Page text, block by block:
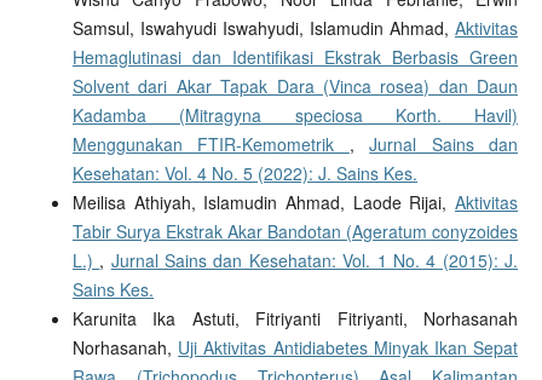
Samsul, Iswahyudi Iswahyudi, Islamudin Ahmad,Aktivitas
Hemaglutinasi dan Identifikasi Ekstrak Berbasis Green
Solvent dari Akar Tapak Dara (Vinca rosea) dan Daun
Kadamba (Mitragyna speciosa Korth. Havil)
Menggunakan FTIR-Kemometrik ,Jurnal Sains dan
Kesehatan: Vol. 4 No. 5 (2022): J. Sains Kes.
Meilisa Athiyah, Islamudin Ahmad, Laode Rijai,Aktivitas
Tabir Surya Ekstrak Akar Bandotan (Ageratum conyzoides
L.) , Jurnal Sains dan Kesehatan: Vol. 1 No. 4 (2015): J.
Sains Kes.
Karunita Ika Astuti, Fitriyanti Fitriyanti, Norhasanah
Norhasanah, Uji Aktivitas Antidiabetes Minyak Ikan Sepat